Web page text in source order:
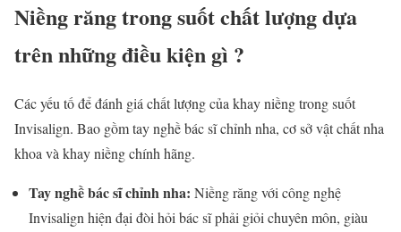
Niềng răng trong suốt chất lượng dựa
trên những điều kiện gì ?
Các yếu tố để đánh giá chất lượng của khay niềng trong suốt
Invisalign. Bao gồm tay nghề bác sĩ chỉnh nha, cơ sở vật chất nha
khoa và khay niềng chính hãng.
Tay nghề bác sĩ chỉnh nha: Niềng răng với công nghệ
Invisalign hiện đại đòi hỏi bác sĩ phải giỏi chuyên môn, giàu